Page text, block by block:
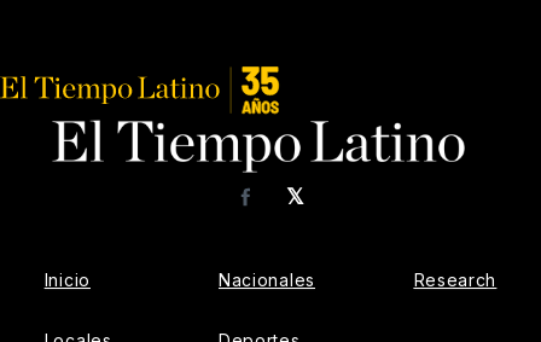
𝕏
Facebook
Inicio Nacionales Research